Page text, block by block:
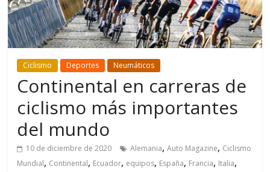
Ciclismo Deportes Neumáticos
Continental en carreras de
ciclismo más importantes
del mundo
10 de diciembre de 2020 Alemania,Auto Magazine, Ciclismo
Mundial, Continental, Ecuador, equipos, España, Francia, Italia,